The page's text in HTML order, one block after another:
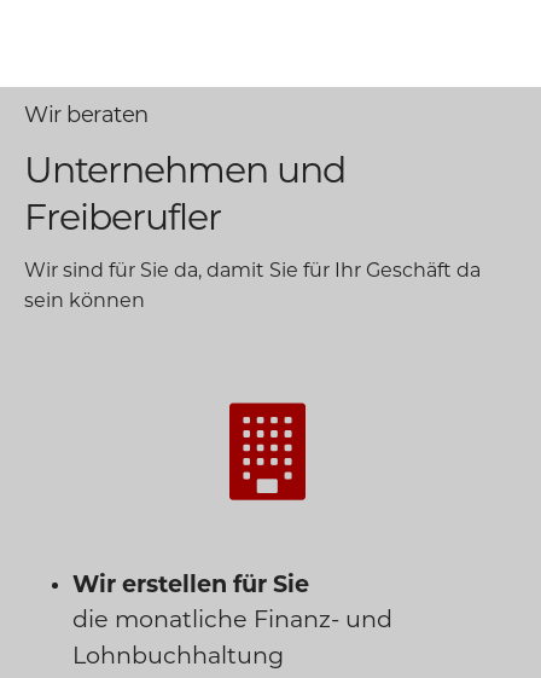
Wir beraten
Unternehmen und
Freiberufler
Wir sind für Sie da, damit Sie für Ihr Geschäft da
sein können
Wir erstellen für Sie
die monatliche Finanz- und
Lohnbuchhaltung